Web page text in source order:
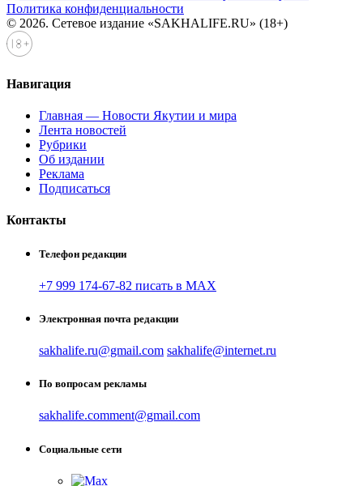
Политика конфиденциальности
© 2026. Сетевое издание «SAKHALIFE.RU» (18+)
Навигация
Главная — Новости Якутии и мира
Лента новостей
Рубрики
Об издании
Реклама
Подписаться
Контакты
Телефон редакции
+7 999 174-67-82 писать в MAX
Электронная почта редакции
sakhalife.ru@gmail.com sakhalife@internet.ru
По вопросам рекламы
sakhalife.comment@gmail.com
Социальные сети